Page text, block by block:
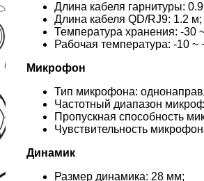
Длина кабеля гарнитуры:
Длина кабеля QD/RJ9: 1.2 м;
Температура хранения: -30
Рабочая температура: -10 ~
Микрофон
Тип микрофона:
Частотный диапазон
Пропускная способность
Чувствительность
Динамик
Размер динамика: 28 мм;